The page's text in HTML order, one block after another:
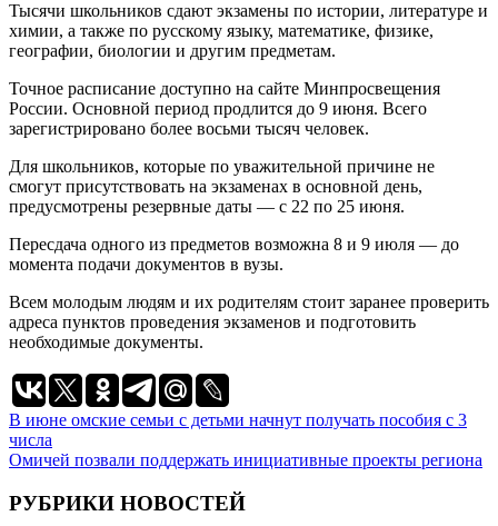
Тысячи школьников сдают экзамены по истории, литературе и
химии, а также по русскому языку, математике, физике,
географии, биологии и другим предметам.
Точное расписание доступно на сайте Минпросвещения
России. Основной период продлится до 9 июня. Всего
зарегистрировано более восьми тысяч человек.
Для школьников, которые по уважительной причине не
смогут присутствовать на экзаменах в основной день,
предусмотрены резервные даты — с 22 по 25 июня.
Пересдача одного из предметов возможна 8 и 9 июля — до
момента подачи документов в вузы.
Всем молодым людям и их родителям стоит заранее проверить
адреса пунктов проведения экзаменов и подготовить
необходимые документы.
Навигация
по
В июне омские семьи с детьми начнут получать пособия с 3
числа
Омичей позвали поддержать инициативные проекты региона
РУБРИКИ НОВОСТЕЙ